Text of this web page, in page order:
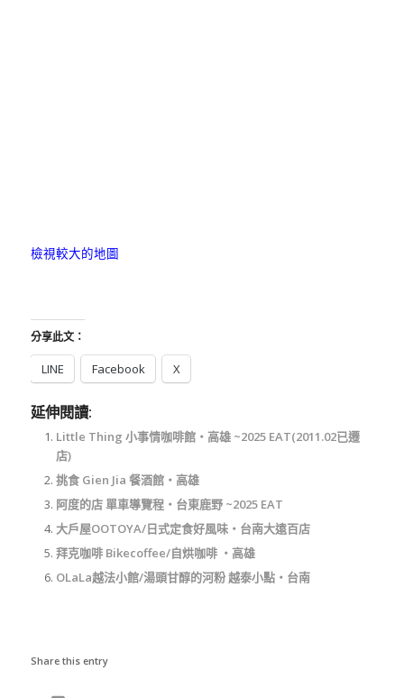
檢視較大的地圖
分享此文：
LINE Facebook X
延伸閱讀:
Little Thing 小事情咖啡館‧高雄 ~2025 EAT(2011.02已遷
店)
挑食 Gien Jia 餐酒館‧高雄
阿度的店 單車導覽程‧台東鹿野 ~2025 EAT
大戶屋OOTOYA/日式定食好風味‧台南大遠百店
拜克咖啡 Bikecoffee/自烘咖啡 ‧高雄
OLaLa越法小館/湯頭甘醇的河粉 越泰小點‧台南
Share this entry